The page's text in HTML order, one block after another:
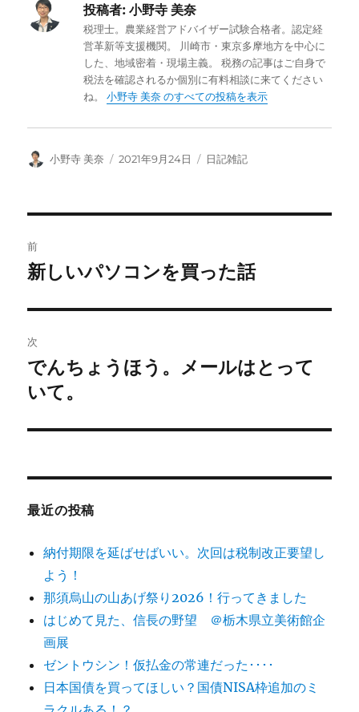
投稿者: 小野寺 美奈
税理士。農業経営アドバイザー試験合格者。認定経
営革新等支援機関。 川崎市・東京多摩地方を中心に
した、地域密着・現場主義。 税務の記事はご自身で
税法を確認されるか個別に有料相談に来てください
ね。小野寺 美奈 のすべての投稿を表示
投
小野寺 美奈
投
2021年9月24日
カ
日記雑記
稿
ビ
ゲ
ー
シ
ン
前
前
投
稿:
新しいパソコンを買った話
次
次
の
稿:
でんちょうほう。メールはとって
いて。
最近の投稿
納付期限を延ばせばいい。次回は税制改正要望し
よう！
那須烏山の山あげ祭り2026！行ってきました
はじめて見た、信長の野望 ＠栃木県立美術館企
画展
ゼントウシン！仮払金の常連だった････
日本国債を買ってほしい？国債NISA枠追加のミ